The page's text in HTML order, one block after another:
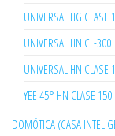
UNIVERSAL HG CLASE
UNIVERSAL HN CL-300
UNIVERSAL HN CLASE
YEE 45° HN CLASE 150
DOMÓTICA (CASA